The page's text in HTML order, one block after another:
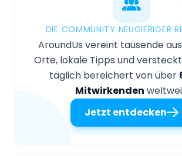
DIE COMMUNITY NEUGIERIGER
AroundUs vereint tausende
Orte, lokale Tipps und
täglich bereichert von über
Mitwirkenden
Jetzt entdecken